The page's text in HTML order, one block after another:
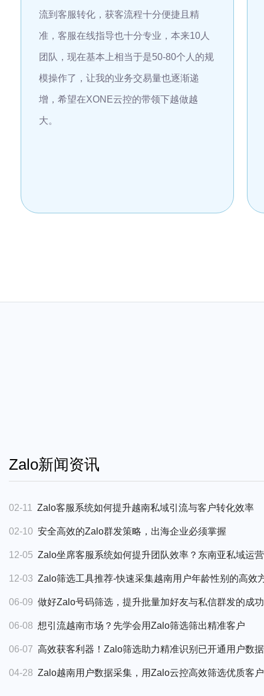
流到客服转化，获客流程十分便捷且精
准，客服在线指导也十分专业，本来10人
团队，现在基本上相当于是50-80个人的规
模操作了，让我的业务交易量也逐渐递
增，希望在XONE云控的带领下越做越
大。
Zalo新闻资讯
02-11 Zalo客服系统如何提升越南私域引流与客户转化效率
02-10 安全高效的Zalo群发策略，出海企业必须掌握
12-05 Zalo坐席客服系统如何提升团队效率？东南亚私域运
12-03 Zalo筛选工具推荐-快速采集越南用户年龄性别的高效
06-09 做好Zalo号码筛选，提升批量加好友与私信群发的成
06-08 想引流越南市场？先学会用Zalo筛选筛出精准客户
06-07 高效获客利器！Zalo筛选助力精准识别已开通用户数据
04-28 Zalo越南用户数据采集，用Zalo云控高效筛选优质客户